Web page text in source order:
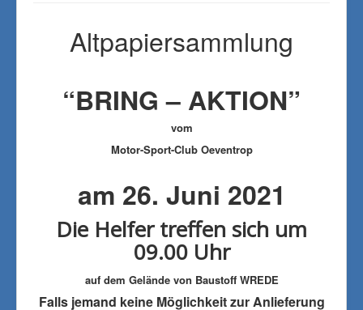
Altpapiersammlung
“BRING – AKTION”
vom
Motor-Sport-Club Oeventrop
am 26. Juni 2021
Die Helfer treffen sich um
09.00 Uhr
auf dem Gelände von Baustoff WREDE
Falls jemand keine Möglichkeit zur Anlieferung